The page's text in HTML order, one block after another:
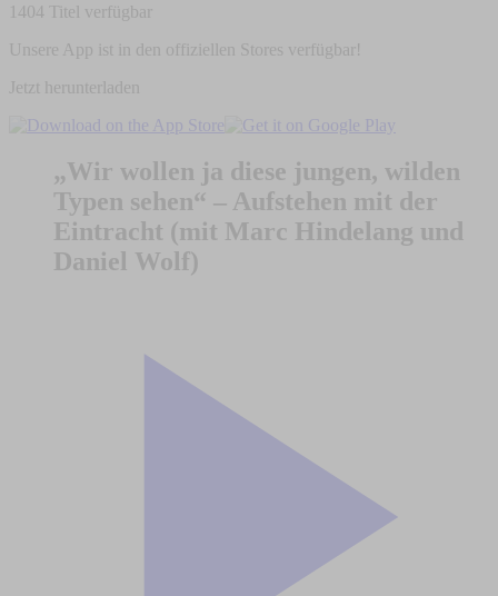
1404 Titel verfügbar
Unsere App ist in den offiziellen Stores verfügbar!
Jetzt herunterladen
„Wir wollen ja diese jungen, wilden
Typen sehen“ – Aufstehen mit der
Eintracht (mit Marc Hindelang und
Daniel Wolf)